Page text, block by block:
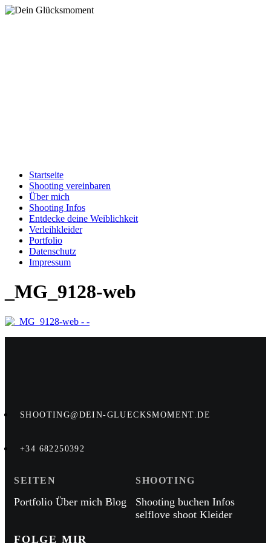
Startseite
Shooting vereinbaren
Über mich
Shooting Infos
Entdecke deine Weiblichkeit
Verleihkleider
Portfolio
Datenschutz
Impressum
_MG_9128-web
SHOOTING@DEIN-GLUECKSMOMENT.DE
+34 682250392
SEITEN
Portfolio Über mich Blog
SHOOTING
Shooting buchen Infos
selflove shoot Kleider
FOLGE MIR